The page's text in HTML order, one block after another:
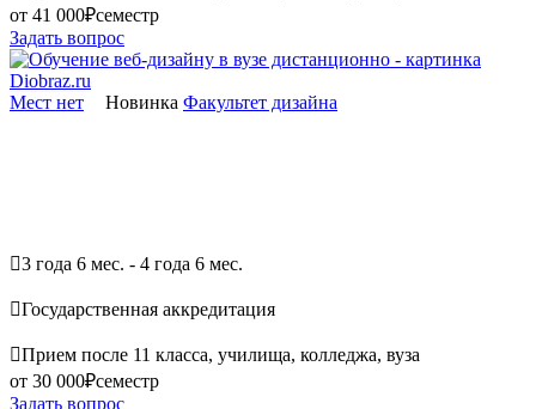
от 41 000₽семестр
Задать вопрос
Мест нет Новинка Факультет дизайна
3 года 6 мес. - 4 года 6 мес.
Государственная аккредитация
Прием после 11 класса, училища, колледжа, вуза
от 30 000₽семестр
Задать вопрос